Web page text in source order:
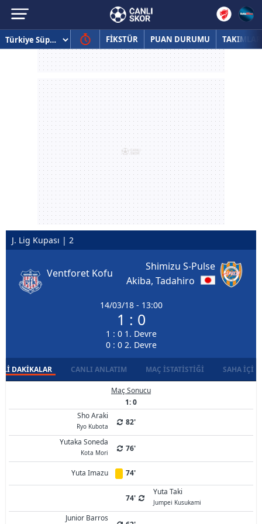
FİKSTÜR PUAN DURUMU TAKIMLAR
J. Lig Kupası | 2
Ventforet Kofu
14/03/18 - 13:00
1 : 0
1 : 0 1. Devre
0 : 0 2. Devre
Shimizu S-Pulse
Akiba, Tadahiro
DAKIKALAR CANLI ANLATIM MAÇ İSTATISTIĞI SAHA İÇI
Maç Sonucu
1: 0
Sho Araki
Ryo Kubota
82'
Yutaka Soneda
Kota Mori 76'
Yuta Imazu 74'
74'
Yuta Taki
Jumpei Kusukami
Junior Barros